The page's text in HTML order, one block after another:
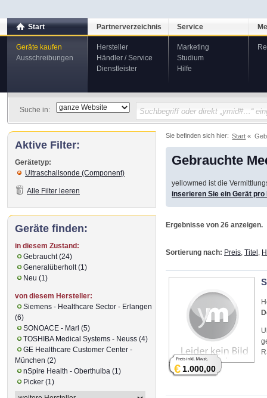
Start
Geräte kaufen
Ausschreibungen
Partnerverzeichnis
Hersteller
Händler / Service
Dienstleister
Service
Marketing
Studium
Hilfe
Suche in:
Sie befinden sich hier: Start
Gebrauchte
yellowmed ist die
inserieren Sie ein Gerät
Ergebnisse von 26 anzeigen.
Sortierung nach: Preis Titel
€1.000,00
Aktive Filter:
Gerätetyp:
Ultraschallsonde (Component)
Alle Filter leeren
Geräte finden:
in diesem Zustand:
Gebraucht (24)
Generalüberholt (1)
Neu (1)
von diesem Hersteller:
Siemens - Healthcare Sector - Erlangen
(6)
SONOACE - Marl (5)
TOSHIBA Medical Systems - Neuss (4)
GE Healthcare Customer Center -
München (2)
nSpire Health - Oberthulba (1)
Picker (1)